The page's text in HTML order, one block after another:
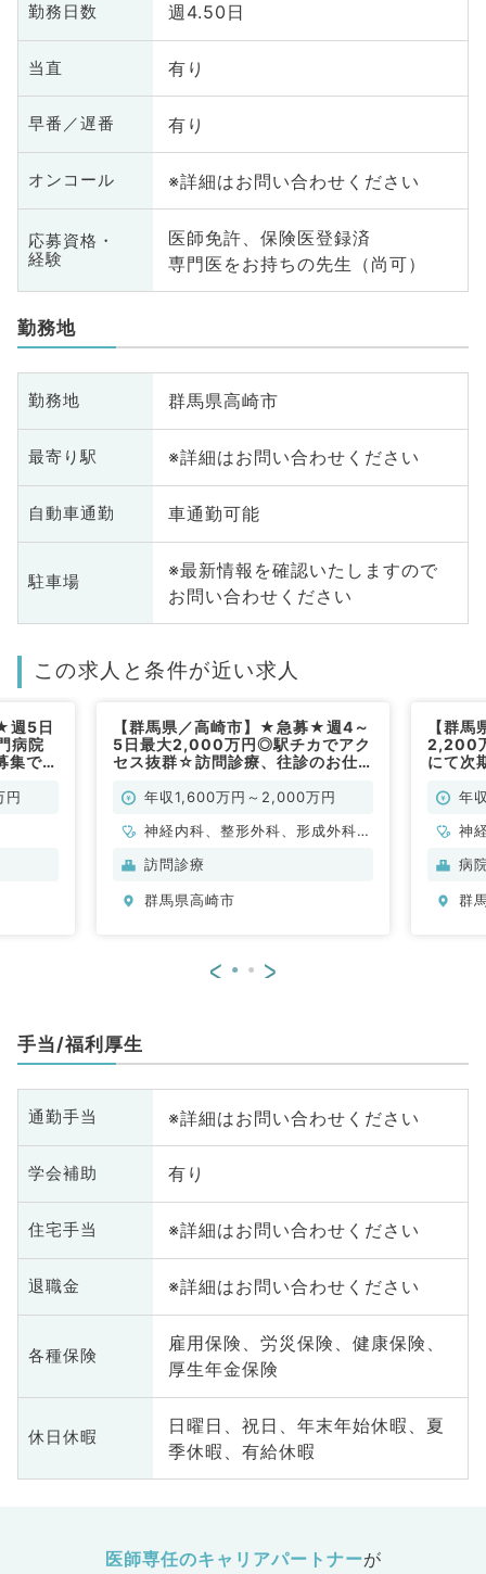
勤務日数 週4.50日
当直 有り
早番／遅番 有り
オンコール ※詳細はお問い合わせください
応募資格・
経験
医師免許、保険医登録済
専門医をお持ちの先生（尚可）
勤務地
勤務地 群馬県高崎市
最寄り駅 ※詳細はお問い合わせください
自動車通勤 車通勤可能
駐車場
※最新情報を確認いたしますので
お問い合わせください
この求人と条件が近い求人
週5日
病院
集です
円
【群馬県／高崎市】★急募★週4～
5日最大2,000万円◎駅チカでアク
セス抜群☆訪問診療、往診のお仕
応相談／常勤）
年収1,600万円～2,000万円
神経内科、整形外科、形成外科、
脳神経外科、呼吸器外科、心臓血
環器内科、呼吸器内科、消化器内
全般、一般外科、消化器外科、乳
訪問診療
群馬県高崎市
【群
2,200
にて次
勤）年
神
病
群
< >
手当/福利厚生
通勤手当 ※詳細はお問い合わせください
学会補助 有り
住宅手当 ※詳細はお問い合わせください
退職金 ※詳細はお問い合わせください
各種保険
雇用保険、労災保険、健康保険、
厚生年金保険
休日休暇
日曜日、祝日、年末年始休暇、夏
季休暇、有給休暇
医師専任のキャリアパートナーが